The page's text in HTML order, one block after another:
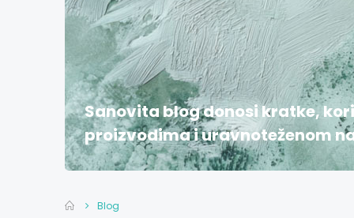
Sanovita blog donosi kratke,
proizvodima i uravnoteženom
Blog